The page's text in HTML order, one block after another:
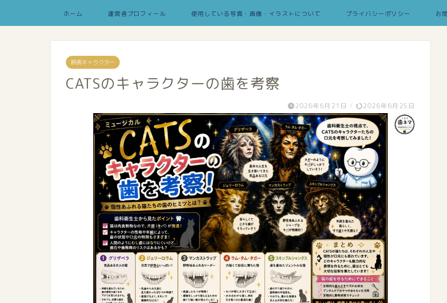
ホーム 運営者プロフィール 使用している写真・画像・イラストについて プライバシーポリシー お
映画キャラクター
CATSのキャラクターの歯を考察
2026年6月21日 / 2026年6月25日